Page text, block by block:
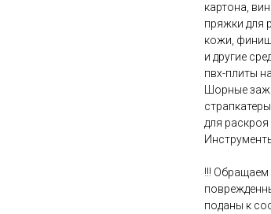
картона,
пряжки для
кожи,
и другие
пвх-плиты
Шорные
для
!!! Обращаем
поданы к